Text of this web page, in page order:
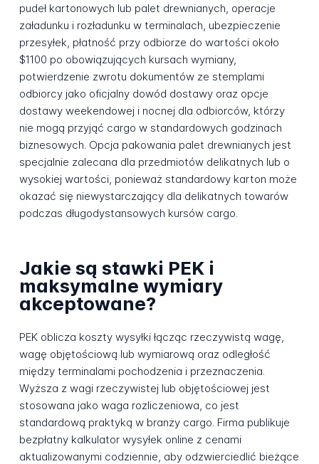
pudeł kartonowych lub palet drewnianych, operacje
załadunku i rozładunku w terminalach, ubezpieczenie
przesyłek, płatność przy odbiorze do wartości około
$1100 po obowiązujących kursach wymiany,
potwierdzenie zwrotu dokumentów ze stemplami
odbiorcy jako oficjalny dowód dostawy oraz opcje
dostawy weekendowej i nocnej dla odbiorców, którzy
nie mogą przyjąć cargo w standardowych godzinach
biznesowych. Opcja pakowania palet drewnianych jest
specjalnie zalecana dla przedmiotów delikatnych lub o
wysokiej wartości, ponieważ standardowy karton może
okazać się niewystarczający dla delikatnych towarów
podczas długodystansowych kursów cargo.
Jakie są stawki PEK i
maksymalne wymiary
akceptowane?
PEK oblicza koszty wysyłki łącząc rzeczywistą wagę,
wagę objętościową lub wymiarową oraz odległość
między terminalami pochodzenia i przeznaczenia.
Wyższa z wagi rzeczywistej lub objętościowej jest
stosowana jako waga rozliczeniowa, co jest
standardową praktyką w branży cargo. Firma publikuje
bezpłatny kalkulator wysyłek online z cenami
aktualizowanymi codziennie, aby odzwierciedlić bieżące